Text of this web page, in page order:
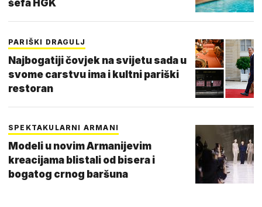
šefa HGK
PARIŠKI DRAGULJ
Najbogatiji čovjek na svijetu sada u
svome carstvu ima i kultni pariški
restoran
SPEKTAKULARNI ARMANI
Modeli u novim Armanijevim
kreacijama blistali od bisera i
bogatog crnog baršuna